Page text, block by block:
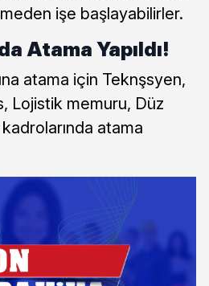
işe başlayabilirler.
Atama Yapıldı!
atama için Teknşsyen,
Lojistik memuru, Düz
atama